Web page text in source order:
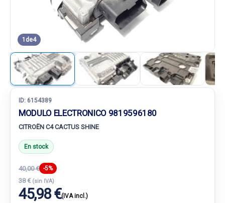
1 de4
ID: 6154389
MODULO ELECTRONICO 9819596180
CITROËN C4 CACTUS SHINE
En stock
40,00 € -5%
38 € (sin IVA)
45,98 €(IVA incl.)